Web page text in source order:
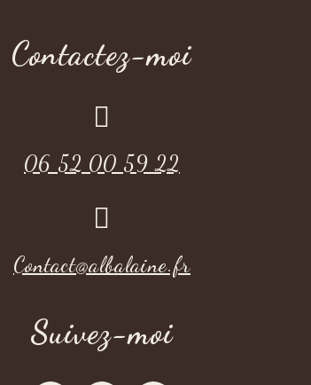
Contactez-moi

06 52 00 59 22

Contact@albalaine.fr
Suivez-moi